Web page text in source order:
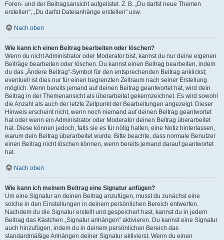
Foren- und der Beitragsansicht aufgelistet. Z. B. „Du darfst neue Themen
erstellen“, „Du darfst Dateianhänge erstellen“ usw.
Nach oben
Wie kann ich einen Beitrag bearbeiten oder löschen?
Wenn du nicht Administrator oder Moderator bist, kannst du nur deine eigenen
Beiträge bearbeiten oder löschen. Du kannst einen Beitrag bearbeiten, indem
du das „Ändere Beitrag“-Symbol für den entsprechenden Beitrag anklickst;
eventuell ist dies nur für einen begrenzten Zeitraum nach seiner Erstellung
möglich. Wenn bereits jemand auf deinen Beitrag geantwortet hat, wird dein
Beitrag in der Themenansicht als überarbeitet gekennzeichnet. Es wird sowohl
die Anzahl als auch der letzte Zeitpunkt der Bearbeitungen angezeigt. Dieser
Hinweis erscheint nicht, wenn noch niemand auf deinen Beitrag geantwortet
hat oder wenn ein Administrator oder Moderator deinen Beitrag überarbeitet
hat. Diese können jedoch, falls sie es für nötig halten, eine Notiz hinterlassen,
warum dein Beitrag überarbeitet wurde. Bitte beachte, dass normale Benutzer
einen Beitrag nicht löschen können, wenn bereits jemand darauf geantwortet
hat.
Nach oben
Wie kann ich meinem Beitrag eine Signatur anfügen?
Um eine Signatur an deinen Beitrag anzufügen, musst du zunächst eine
solche in den Einstellungen in deinem persönlichen Bereich entwerfen.
Nachdem du die Signatur erstellt und gespeichert hast, kannst du in jedem
Beitrag das Kästchen „Signatur anhängen“ aktivieren. Du kannst eine Signatur
auch hinzufügen, indem du in deinem persönlichen Bereich das
standardmäßige Anhängen deiner Signatur aktivierst. Wenn du einen